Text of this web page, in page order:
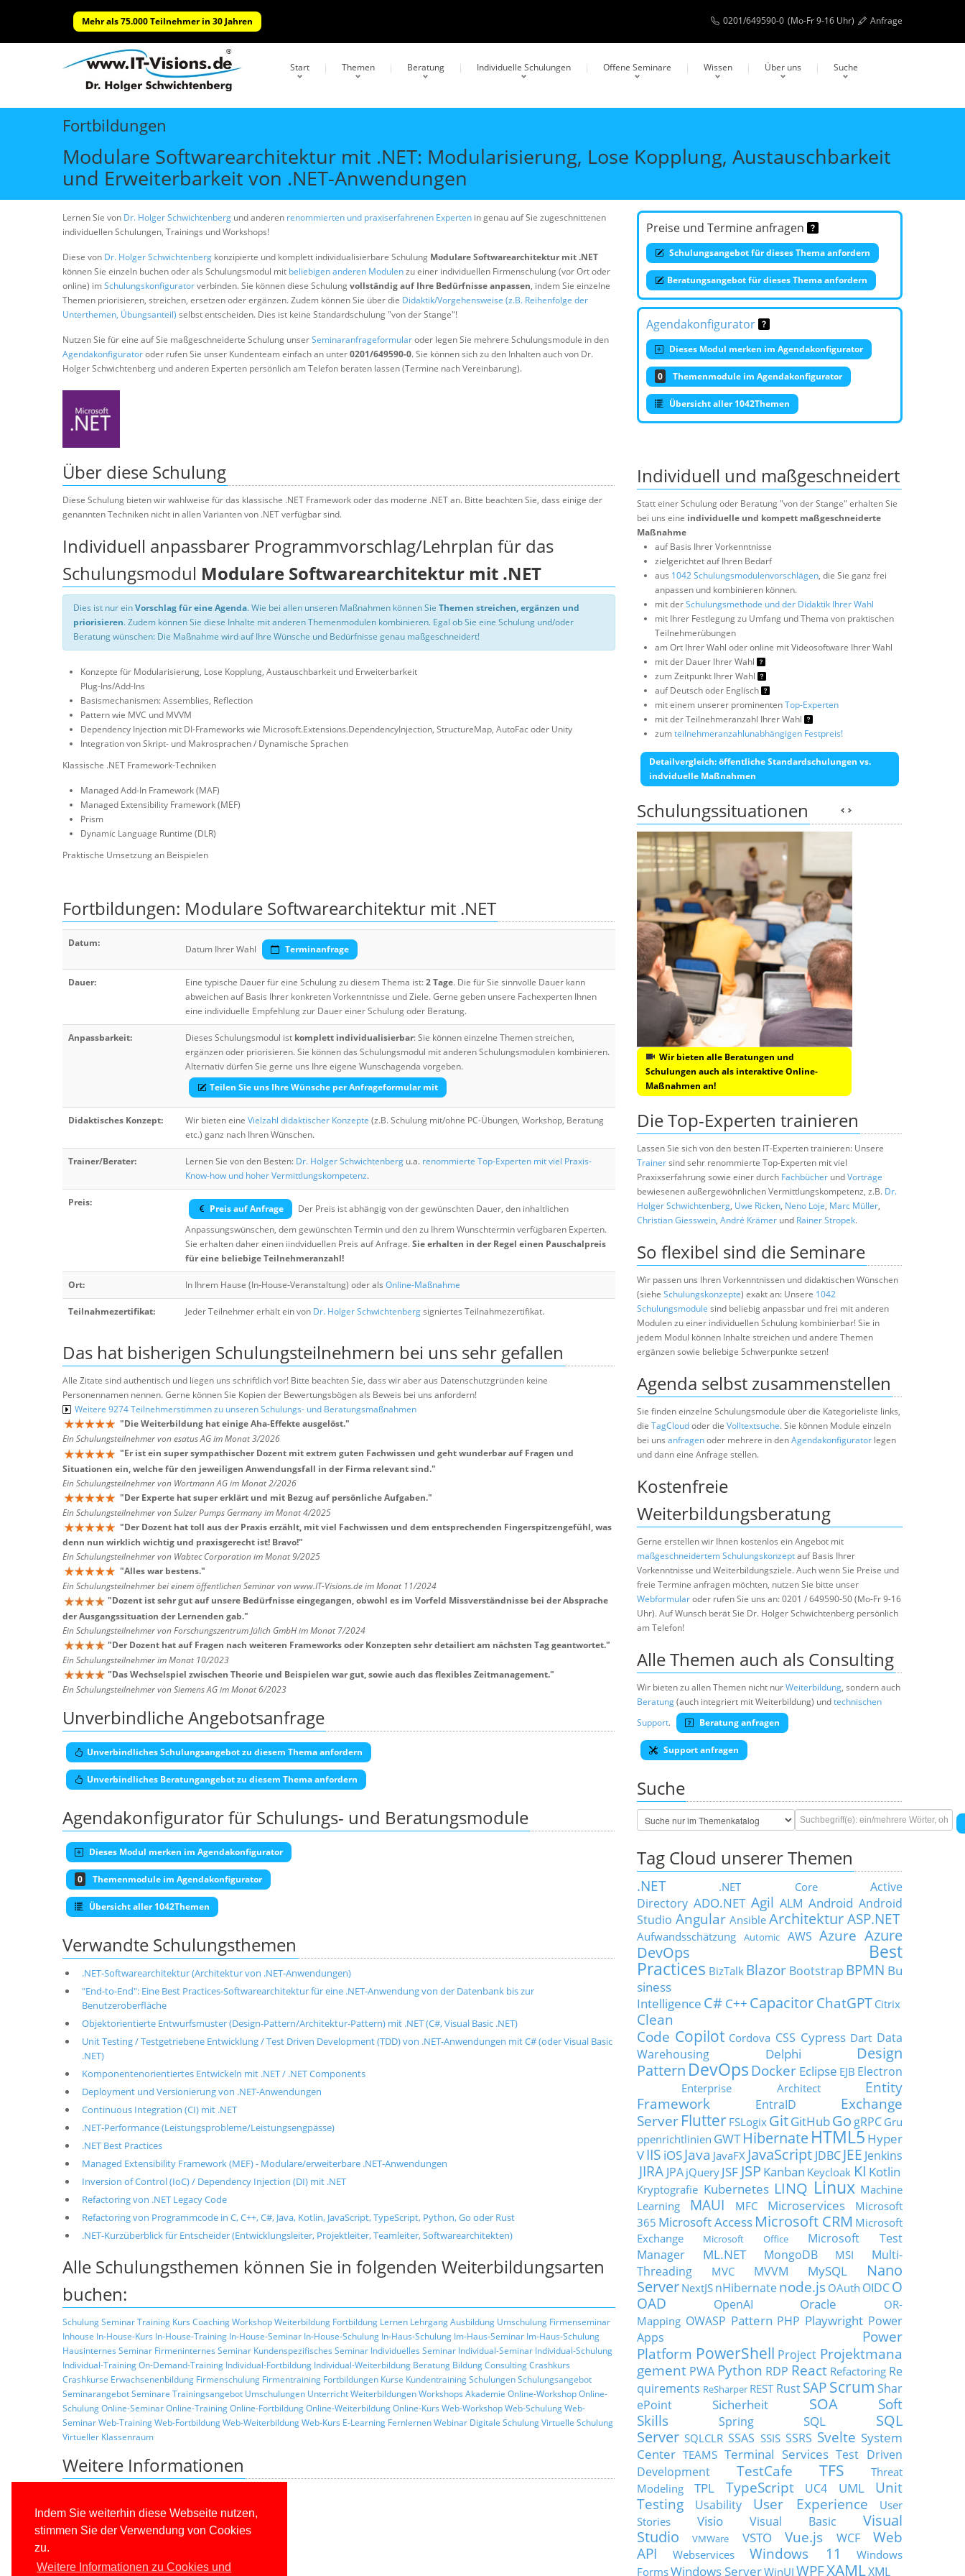
Indem Sie weiterhin diese Webseite nutzen,
stimmen Sie der Verwendung von Cookies
zu.
Weitere Informationen zu Cookies und
Mehr als 75.000 Teilnehmer in 30 Jahren 0201/649590-0 (Mo-Fr 9-16 Uhr) Anfrage
Start Themen Beratung Individuelle Schulungen Offene Seminare Wissen Über uns Suche
Fortbildungen
Modulare Softwarearchitektur mit .NET: Modularisierung, Lose Kopplung, Austauschbarkeit
und Erweiterbarkeit von .NET-Anwendungen
Lernen Sie von Dr. Holger Schwichtenberg und anderen renommierten und praxiserfahrenen Experten in genau auf Sie zugeschnittenen
individuellen Schulungen, Trainings und Workshops!
Diese von Dr. Holger Schwichtenberg konzipierte und komplett individualisierbare Schulung Modulare Softwarearchitektur mit .NET
können Sie einzeln buchen oder als Schulungsmodul mit beliebigen anderen Modulenzu einer individuellen Firmenschulung (vor Ort oder
online) imSchulungskonfiguratorverbinden. Sie können diese Schulungvollständig auf Ihre Bedürfnisse anpassen, indem Sie einzelne
Themen priorisieren, streichen, ersetzen oder ergänzen. Zudem können Sie über die Didaktik/Vorgehensweise (z.B. Reihenfolge der
Unterthemen, Übungsanteil) selbst entscheiden. Dies ist keine Standardschulung "von der Stange"!
Nutzen Sie für eine auf Sie maßgeschneiderte Schulung unserSeminaranfrageformularoder legen Sie mehrere Schulungsmodule in den
Agendakonfiguratoroder rufen Sie unser Kundenteam einfach an unter0201/649590-0. Sie können sich zu den Inhalten auch von Dr.
Holger Schwichtenberg und anderen Experten persönlich am Telefon beraten lassen (Termine nach Vereinbarung).
Preise und Termine anfragen
Schulungsangebot für dieses Thema anfordern
Beratungsangebot für dieses Thema anfordern
Agendakonfigurator
Dieses Modul merken im Agendakonfigurator
0 Themenmodule im Agendakonfigurator
Übersicht aller 1042Themen
Über diese Schulung
Diese Schulung bieten wir wahlweise für das klassische .NET Framework oder das moderne .NET an. Bitte beachten Sie, dass einige der
genannten Techniken nicht in allen Varianten von .NET verfügbar sind.
Individuell anpassbarer Programmvorschlag/Lehrplan für das
Schulungsmodul Modulare Softwarearchitektur mit .NET
Dies ist nur einVorschlag für eine Agenda. Wie bei allen unseren Maßnahmen können Sie Themen streichen, ergänzen und
priorisieren. Zudem können Sie diese Inhalte mit anderen Themenmodulen kombinieren. Egal ob Sie eine Schulung und/oder
Beratung wünschen: Die Maßnahme wird auf Ihre Wünsche und Bedürfnisse genau maßgeschneidert!
Konzepte für Modularisierung, Lose Kopplung, Austauschbarkeit und Erweiterbarkeit
Plug-Ins/Add-Ins
Basismechanismen: Assemblies, Reflection
Pattern wie MVC und MVVM
Dependency Injection mit DI-Frameworks wie Microsoft.Extensions.DependencyInjection, StructureMap, AutoFac oder Unity
Integration von Skript- und Makrosprachen / Dynamische Sprachen
Klassische .NET Framework-Techniken
Managed Add-In Framework (MAF)
Managed Extensibility Framework (MEF)
Prism
Dynamic Language Runtime (DLR)
Praktische Umsetzung an Beispielen
Fortbildungen: Modulare Softwarearchitektur mit .NET
Datum:
Datum Ihrer Wahl Terminanfrage
Dauer: Eine typische Dauer für eine Schulung zu diesem Thema ist:2 Tage. Die für Sie sinnvolle Dauer kann
abweichen auf Basis Ihrer konkreten Vorkenntnisse und Ziele. Gerne geben unsere Fachexperten Ihnen
eine individuelle Empfehlung zur Dauer einer Schulung oder Beratung.
Anpassbarkeit: Dieses Schulungsmodul ist komplett individualisierbar: Sie können einzelne Themen streichen,
ergänzen oder priorisieren. Sie können das Schulungsmodul mit anderen Schulungsmodulen kombinieren.
Alternativ dürfen Sie gerne uns Ihre eigene Wunschagenda vorgeben.
Teilen Sie uns Ihre Wünsche per Anfrageformular mit
Didaktisches Konzept: Wir bieten eine Vielzahl didaktischer Konzepte (z.B. Schulung mit/ohne PC-Übungen, Workshop, Beratung
etc.) ganz nach Ihren Wünschen.
Trainer/Berater: Lernen Sie von den Besten: Dr. Holger Schwichtenberg u.a. renommierte Top-Experten mit viel Praxis-
Know-how und hoher Vermittlungskompetenz.
Preis:
Preis auf Anfrage
Der Preis ist abhängig von der gewünschten Dauer, den inhaltlichen
Anpassungswünschen, dem gewünschten Termin und den zu Ihrem Wunschtermin verfügbaren Experten.
Sie erhalten daher einen iindviduellen Preis auf Anfrage.Sie erhalten in der Regel einen Pauschalpreis
für eine beliebige Teilnehmeranzahl!
Ort: In Ihrem Hause (In-House-Veranstaltung) oder als Online-Maßnahme
Teilnahmezertifikat: Jeder Teilnehmer erhält ein von Dr. Holger Schwichtenbergsigniertes Teilnahmezertifikat.
Das hat bisherigen Schulungsteilnehmern bei uns sehr gefallen
Alle Zitate sind authentisch und liegen uns schriftlich vor! Bitte beachten Sie, dass wir aber aus Datenschutzgründen keine
Personennamen nennen. Gerne können Sie Kopien der Bewertungsbögen als Beweis bei uns anfordern!
Weitere 9274 Teilnehmerstimmen zu unseren Schulungs- und Beratungsmaßnahmen
"Die Weiterbildung hat einige Aha-Effekte ausgelöst."
Ein Schulungsteilnehmer von esatus AG im Monat 3/2026
"Er ist ein super sympathischer Dozent mit extrem guten Fachwissen und geht wunderbar auf Fragen und
Situationen ein, welche für den jeweiligen Anwendungsfall in der Firma relevant sind."
Ein Schulungsteilnehmer von Wortmann AG im Monat 2/2026
"Der Experte hat super erklärt und mit Bezug auf persönliche Aufgaben."
Ein Schulungsteilnehmer von Sulzer Pumps Germany im Monat 4/2025
"Der Dozent hat toll aus der Praxis erzählt, mit viel Fachwissen und dem entsprechenden Fingerspitzengefühl, was
denn nun wirklich wichtig und praxisgerecht ist! Bravo!"
Ein Schulungsteilnehmer von Wabtec Corporation im Monat 9/2025
"Alles war bestens."
Ein Schulungsteilnehmer bei einem öffentlichen Seminar von www.IT-Visions.de im Monat 11/2024
"Dozent ist sehr gut auf unsere Bedürfnisse eingegangen, obwohl es im Vorfeld Missverständnisse bei der Absprache
der Ausgangssituation der Lernenden gab."
Ein Schulungsteilnehmer von Forschungszentrum Jülich GmbH im Monat 7/2024
"Der Dozent hat auf Fragen nach weiteren Frameworks oder Konzepten sehr detailiert am nächsten Tag geantwortet."
Ein Schulungsteilnehmer im Monat 10/2023
"Das Wechselspiel zwischen Theorie und Beispielen war gut, sowie auch das flexibles Zeitmanagement."
Ein Schulungsteilnehmer von Siemens AG im Monat 6/2023
Unverbindliche Angebotsanfrage
Unverbindliches Schulungsangebot zu diesem Thema anfordern
Unverbindliches Beratungangebot zu diesem Thema anfordern
Agendakonfigurator für Schulungs- und Beratungsmodule
Dieses Modul merken im Agendakonfigurator
0 Themenmodule im Agendakonfigurator
Übersicht aller 1042Themen
Verwandte Schulungsthemen
.NET-Softwarearchitektur (Architektur von .NET-Anwendungen)
"End-to-End": Eine Best Practices-Softwarearchitektur für eine .NET-Anwendung von der Datenbank bis zur
Benutzeroberfläche
Objektorientierte Entwurfsmuster (Design-Pattern/Architektur-Pattern) mit .NET (C#, Visual Basic .NET)
Unit Testing / Testgetriebene Entwicklung / Test Driven Development (TDD) von .NET-Anwendungen mit C# (oder Visual Basic
.NET)
Komponentenorientiertes Entwickeln mit .NET / .NET Components
Deployment und Versionierung von .NET-Anwendungen
Continuous Integration (CI) mit .NET
.NET-Performance (Leistungsprobleme/Leistungsengpässe)
.NET Best Practices
Managed Extensibility Framework (MEF) - Modulare/erweiterbare .NET-Anwendungen
Inversion of Control (IoC) / Dependency Injection (DI) mit .NET
Refactoring von .NET Legacy Code
Refactoring von Programmcode in C, C++, C#, Java, Kotlin, JavaScript, TypeScript, Python, Go oder Rust
.NET-Kurzüberblick für Entscheider (Entwicklungsleiter, Projektleiter, Teamleiter, Softwarearchitekten)
Alle Schulungsthemen können Sie in folgenden Weiterbildungsarten
buchen:
SchulungSeminarTraining Kurs CoachingWorkshopWeiterbildung Fortbildung Lernen LehrgangAusbildung Umschulung Firmenseminar
Inhouse In-House-Kurs In-House-Training In-House-Seminar In-House-Schulung In-Haus-Schulung Im-Haus-Seminar Im-Haus-Schulung
Hausinternes Seminar Firmeninternes Seminar Kundenspezifisches Seminar Individuelles Seminar Individual-Seminar Individual-Schulung
Individual-TrainingOn-Demand-Training Individual-Fortbildung Individual-Weiterbildung Beratung BildungConsultingCrashkurs
Crashkurse Erwachsenenbildung Firmenschulung Firmentraining Fortbildungen Kurse KundentrainingSchulungenSchulungsangebot
SeminarangebotSeminare Trainingsangebot Umschulungen UnterrichtWeiterbildungenWorkshops Akademie Online-WorkshopOnline-
SchulungOnline-SeminarOnline-TrainingOnline-FortbildungOnline-WeiterbildungOnline-Kurs Web-WorkshopWeb-SchulungWeb-
SeminarWeb-TrainingWeb-FortbildungWeb-WeiterbildungWeb-Kurs E-Learning FernlernenWebinar Digitale SchulungVirtuelle Schulung
Virtueller Klassenraum
Weitere Informationen
Allgemeine Informationen über unsere Schulungen
Konditionen
Referenzkunden
Individuell und maßgeschneidert
Statt einer Schulung oder Beratung "von der Stange" erhalten Sie
bei uns eine individuelle und kompett maßgeschneiderte
Maßnahme
auf Basis Ihrer Vorkenntnisse
zielgerichtet auf Ihren Bedarf
aus 1042 Schulungsmodulenvorschlägen, die Sie ganz frei
anpassen und kombinieren können.
mit derSchulungsmethode und der Didaktik Ihrer Wahl
mit Ihrer Festlegung zu Umfang und Thema von praktischen
Teilnehmerübungen
am Ort Ihrer Wahl oder online mit Videosoftware Ihrer Wahl
mit der Dauer Ihrer Wahl
zum Zeitpunkt Ihrer Wahl
auf Deutsch oder Englisch
mit einem unserer prominentenTop-Experten
mit der Teilnehmeranzahl Ihrer Wahl
zumteilnehmeranzahlunabhängigen Festpreis!
Detailvergleich: öffentliche Standardschulungen vs.
indviduelle Maßnahmen
Schulungssituationen
Wir bieten alle Beratungen und
Schulungen auch als interaktive Online-
Maßnahmen an!
Die Top-Experten trainieren
Lassen Sie sich von den besten IT-Experten trainieren: Unsere
Trainersind sehr renommierte Top-Experten mit viel
Praxixserfahrung sowie einer durch Fachbücher undVorträge
bewiesenen außergewöhnlichen Vermittlungskompetenz, z.B. Dr.
Holger Schwichtenberg, Uwe Ricken, Neno Loje, Marc Müller,
Christian Giesswein, André Krämer und Rainer Stropek.
So flexibel sind die Seminare
Wir passen uns Ihren Vorkenntnissen und didaktischen Wünschen
(siehe Schulungskonzepte) exakt an: Unsere 1042
Schulungsmodule sind beliebig anpassbar und frei mit anderen
Modulen zu einer individuellen Schulung kombinierbar! Sie in
jedem Modul können Inhalte streichen und andere Themen
ergänzen sowie beliebige Schwerpunkte setzen!
Agenda selbst zusammenstellen
Sie finden einzelne Schulungsmodule über die Kategorieliste links,
die TagCloudoder die Volltextsuche. Sie können Module einzeln
bei uns anfragenoder mehrere in denAgendakonfigurator legen
und dann eine Anfrage stellen.
Kostenfreie
Weiterbildungsberatung
Gerne erstellen wir Ihnen kostenlos ein Angebot mit
maßgeschneidertem Schulungskonzeptauf Basis Ihrer
Vorkenntnisse und Weiterbildungsziele. Auch wenn Sie Preise und
freie Termine anfragen möchten, nutzen Sie bitte unser
Webformularoder rufen Sie uns an: 0201 / 649590-50 (Mo-Fr 9-16
Uhr). Auf Wunsch berät Sie Dr. Holger Schwichtenberg persönlich
am Telefon!
Alle Themen auch als Consulting
Wir bieten zu allen Themen nicht nurWeiterbildung, sondern auch
Beratung(auch integriert mit Weiterbildung) undtechnischen
Support. Beratung anfragen
Support anfragen
Suche
Tag Cloud unserer Themen
.NET .NET Core
Active
Directory ADO.NET Agil ALM Android Android
Studio Angular Ansible Architektur ASP.NET
Aufwandsschätzung Automic AWS Azure Azure
DevOps
Best
Practices BizTalk Blazor Bootstrap BPMN Bu
siness
Intelligence C# C++ Capacitor ChatGPT Citrix
Clean
Code Copilot Cordova CSS Cypress Dart Data
Warehousing
Delphi
Design
Pattern DevOps Docker Eclipse EJB Electron
Enterprise Architect
Entity
Framework
EntraID
Exchange
Server Flutter FSLogix GitGitHubGo gRPC Gru
ppenrichtlinien GWT HibernateHTML5 Hyper
VIIS iOSJava JavaFX JavaScript JDBC JEE Jenkins
JIRA JPA jQuery JSF JSP Kanban Keycloak KI Kotlin
Kryptografie Kubernetes LINQ Linux Machine
Learning
MAUI MFC Microservices
Microsoft
365 Microsoft Access Microsoft CRM Microsoft
Exchange
Microsoft Office
Microsoft Test
Manager
ML.NET MongoDB MSI
Multi-
Threading
MVC MVVM MySQL
Nano
Server NextJS nHibernatenode.js OAuth OIDCO
OAD
OpenAI Oracle
OR-
Mapping OWASP Pattern PHP Playwright Power
Apps
Power
Platform PowerShell Project Projektmana
gement PWA Python RDP React Refactoring Re
quirements ReSharper REST Rust SAP Scrum Shar
ePoint
Sicherheit SOA
Soft
Skills
Spring SQL
SQL
Server SQLCLR SSAS SSIS SSRS Svelte System
Center TEAMS Terminal Services Test Driven
Development
TestCafe TFS
Threat
Modeling
TPL TypeScript UC4 UML
Unit
Testing
Usability User Experience
User
Stories
Visio Visual Basic
Visual
Studio
VMWare VSTO Vue.js WCF
Web
API
Webservices Windows 11
Windows
FormsWindows ServerWinUI WPFXAMLXML